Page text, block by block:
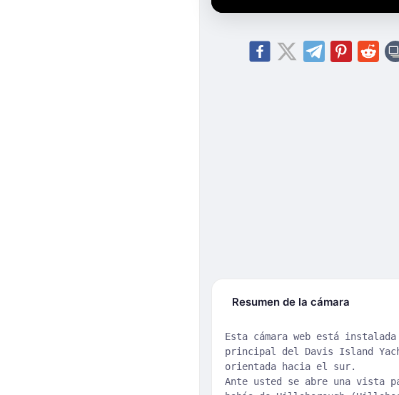
Resumen de la cámara
Esta cámara web está
principal del Davis Island
orientada hacia el sur.
Ante usted se abre una vista